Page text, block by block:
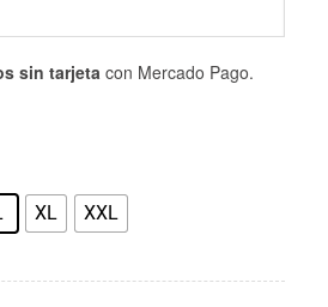
sin tarjeta con Mercado Pago.
XL XXL